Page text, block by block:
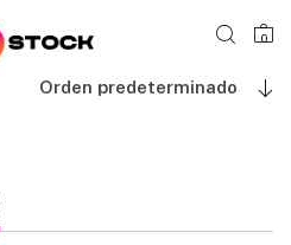
0
Orden predeterminado